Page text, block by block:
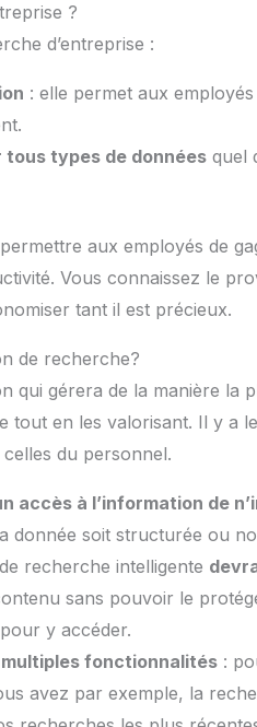
?
d’entreprise :
: elle permet aux
tous types de donnéesquel
aux employés de
Vous connaissez le
tant il est précieux.
de recherche?
qui gérera de la manière la
tout en les valorisant. Il y a
du personnel.
accès à l’information de
donnée soit structurée ou
recherche intelligente
sans pouvoir le
y accéder.
fonctionnalités:
avez par exemple, la